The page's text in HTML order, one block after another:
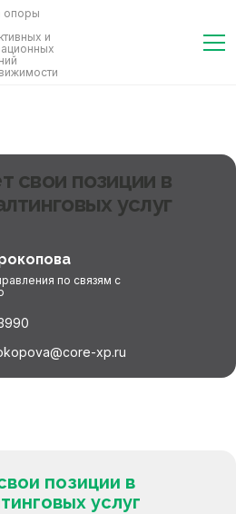
опоры
и
свои позиции в
услуг
по связям с
xp.ru
позиции в
услуг